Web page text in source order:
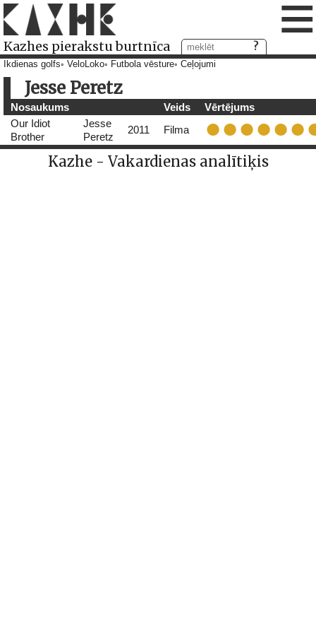
Kazhes pierakstu burtnīca ≡
Ikdienas golfs VeloLoko Futbola vēsture Ceļojumi
Jesse Peretz
Nosaukums Veids
Vērtējums
Our Idiot
Brother
Jesse
Peretz
2011 Filma
Kazhe - Vakardienas analītiķis